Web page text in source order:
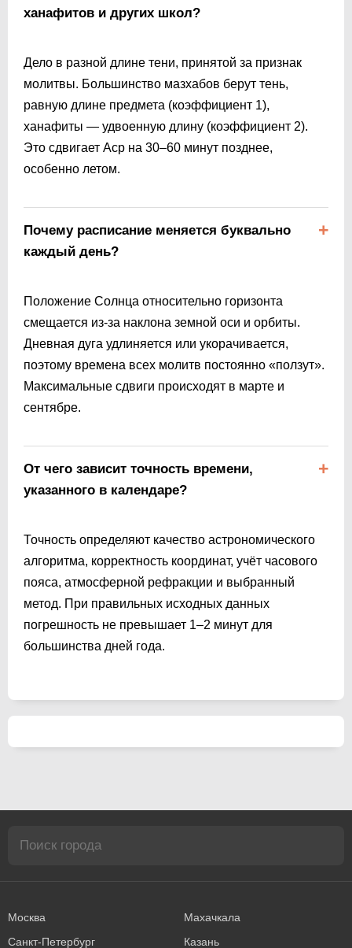
ханафитов и других школ?
Дело в разной длине тени, принятой за признак
молитвы. Большинство мазхабов берут тень,
равную длине предмета (коэффициент 1),
ханафиты — удвоенную длину (коэффициент 2).
Это сдвигает Аср на 30–60 минут позднее,
особенно летом.
Почему расписание меняется буквально
каждый день?
Положение Солнца относительно горизонта
смещается из-за наклона земной оси и орбиты.
Дневная дуга удлиняется или укорачивается,
поэтому времена всех молитв постоянно «ползут».
Максимальные сдвиги происходят в марте и
сентябре.
От чего зависит точность времени,
указанного в календаре?
Точность определяют качество астрономического
алгоритма, корректность координат, учёт часового
пояса, атмосферной рефракции и выбранный
метод. При правильных исходных данных
погрешность не превышает 1–2 минут для
большинства дней года.
Москва
Махачкала
Санкт-Петербург
Казань